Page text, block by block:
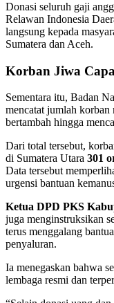
Donasi seluruh gaji
Relawan Indonesia
langsung kepada
Sumatera dan Aceh.
Korban Jiwa
Sementara itu, Badan
mencatat jumlah korban
bertambah hingga
Dari total tersebut,
di Sumatera Utara 301
Data tersebut
urgensi bantuan
Ketua DPD PKS
juga menginstruksikan
terus menggalang
penyaluran.
Ia menegaskan bahwa
lembaga resmi dan